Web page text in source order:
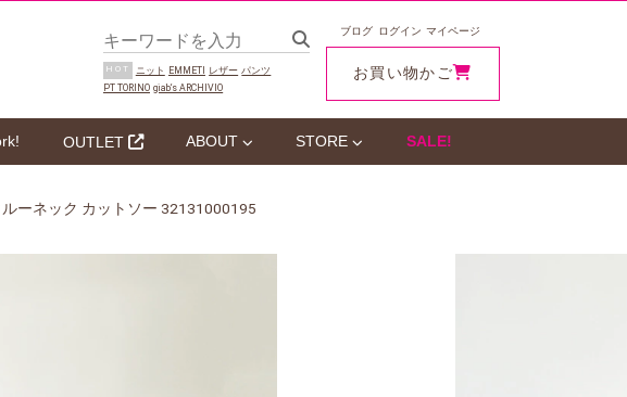
HOT ニット EMMETI レザー パンツ
PT TORINO giab‘s ARCHIVIO
ブログ ログイン マイページ
お買い物かご
OUTLET ABOUT STORE SALE!
ーネック カットソー 32131000195